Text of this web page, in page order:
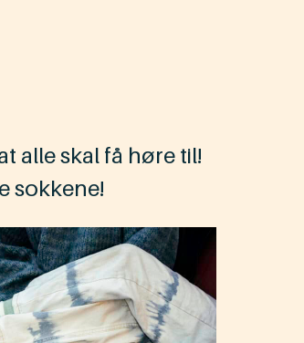
alle skal få høre til!
sokkene!